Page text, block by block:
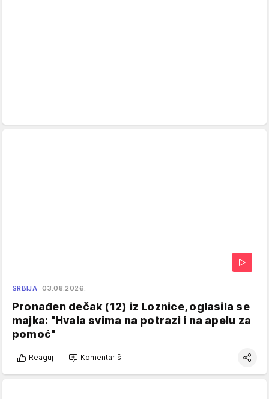
SRBIJA 03.08.2026.
Pronađen dečak (12) iz Loznice, oglasila se
majka: "Hvala svima na potrazi i na apelu za
pomoć"
Reaguj Komentariši